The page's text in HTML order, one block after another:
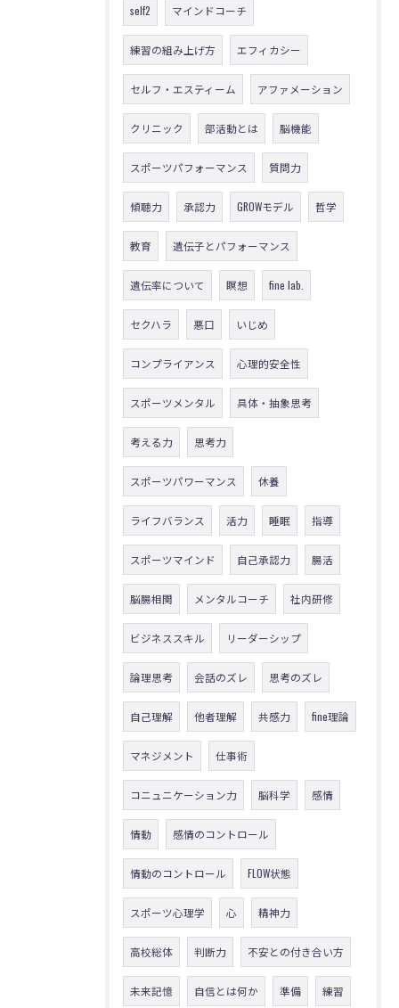
self2 マインドコーチ
練習の組み上げ方 エフィカシー
セルフ・エスティーム アファメーション
クリニック 部活動とは 脳機能
スポーツパフォーマンス 質問力
傾聴力 承認力 GROWモデル 哲学
教育 遺伝子とパフォーマンス
遺伝率について 瞑想 fine lab.
セクハラ 悪口 いじめ
コンプライアンス 心理的安全性
スポーツメンタル 具体・抽象思考
考える力 思考力
スポーツパワーマンス 休養
ライフバランス 活力 睡眠 指導
スポーツマインド 自己承認力 腸活
脳腸相関 メンタルコーチ 社内研修
ビジネススキル リーダーシップ
論理思考 会話のズレ 思考のズレ
自己理解 他者理解 共感力 fine理論
マネジメント 仕事術
コニュニケーション力 脳科学 感情
情動 感情のコントロール
情動のコントロール FLOW状態
スポーツ心理学 心 精神力
高校総体 判断力 不安との付き合い方
未来記憶 自信とは何か 準備 練習